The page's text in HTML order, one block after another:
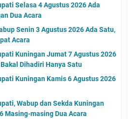
Selasa 4 Agustus 2026 Ada
Dua Acara
Senin 3 Agustus 2026 Ada Satu,
Acara
Kuningan Jumat 7 Agustus 2026
Dihadiri Hanya Satu
Kuningan Kamis 6 Agustus 2026
Wabup dan Sekda Kuningan
Masing-masing Dua Acara